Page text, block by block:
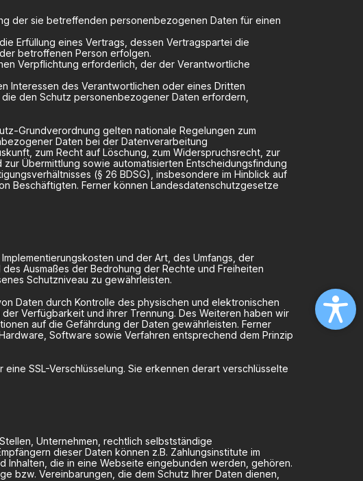
der sie betreffenden personenbezogenen Daten für einen
Erfüllung eines Vertrags, dessen Vertragspartei die
betroffenen Person erfolgen.
Verpflichtung erforderlich, der der Verantwortliche
Interessen des Verantwortlichen oder eines Dritten
den Schutz personenbezogener Daten erfordern,
Grundverordnung gelten nationale Regelungen zum
Daten bei der Datenverarbeitung
zum Recht auf Löschung, zum Widerspruchsrecht, zur
Übermittlung sowie automatisierten Entscheidungsfindung
(§ 26 BDSG), insbesondere im Hinblick auf
Beschäftigten. Ferner können Landesdatenschutzgesetze
und der Art, des Umfangs, der
Ausmaßes der Bedrohung der Rechte und Freiheiten
Schutzniveau zu gewährleisten.
Daten durch Kontrolle des physischen und elektronischen
Verfügbarkeit und ihrer Trennung. Des Weiteren haben wir
auf die Gefährdung der Daten gewährleisten. Ferner
Software sowie Verfahren entsprechend dem Prinzip
SSL-Verschlüsselung. Sie erkennen derart verschlüsselte
Unternehmen, rechtlich selbstständige
dieser Daten können z.B. Zahlungsinstitute im
Inhalten, die in eine Webseite eingebunden werden, gehören.
bzw. Vereinbarungen, die dem Schutz Ihrer Daten dienen,